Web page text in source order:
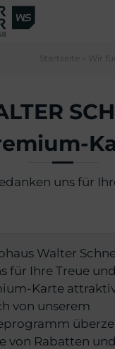
Startseite Wir für
uns für
Walter
für Ihre Treue
Karte
von unserem
von Rabatten